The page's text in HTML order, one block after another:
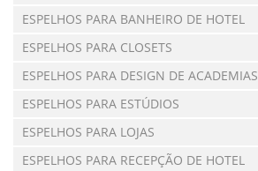
ESPELHOS PARA BANHEIRO DE HOTEL
ESPELHOS PARA CLOSETS
ESPELHOS PARA DESIGN DE ACADEMIAS
ESPELHOS PARA ESTÚDIOS
ESPELHOS PARA LOJAS
ESPELHOS PARA RECEPÇÃO DE HOTEL